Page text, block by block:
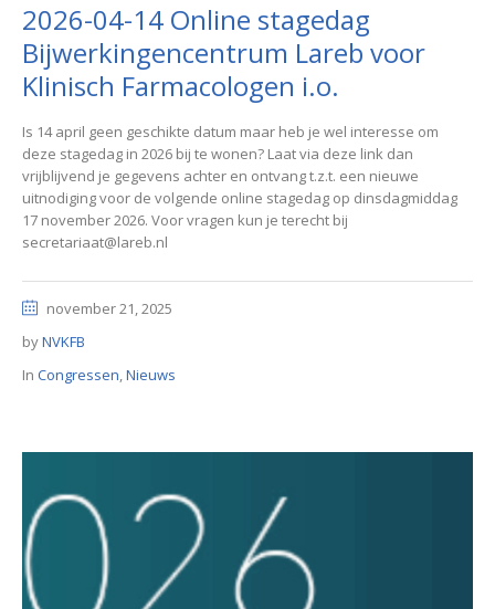
2026-04-14 Online stagedag
Bijwerkingencentrum Lareb voor
Klinisch Farmacologen i.o.
Is 14 april geen geschikte datum maar heb je wel interesse om
deze stagedag in 2026 bij te wonen? Laat via deze link dan
vrijblijvend je gegevens achter en ontvang t.z.t. een nieuwe
uitnodiging voor de volgende online stagedag op dinsdagmiddag
17 november 2026. Voor vragen kun je terecht bij
secretariaat@lareb.nl
november 21, 2025
byNVKFB
In Congressen,Nieuws